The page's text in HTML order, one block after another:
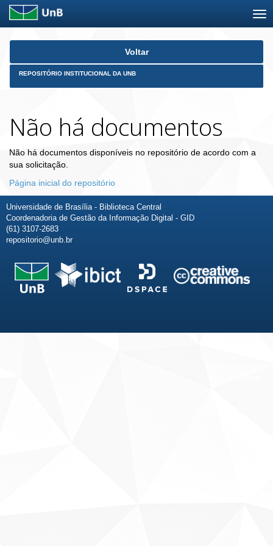
Skip
Voltar
REPOSITÓRIO INSTITUCIONAL DA UNB
Não há documentos
Não há documentos disponíveis no repositório de acordo com a
sua solicitação.
Página inicial do repositório
Universidade de Brasília - Biblioteca Central
Coordenadoria de Gestão da Informação Digital - GID
(61) 3107-2683
repositorio@unb.br